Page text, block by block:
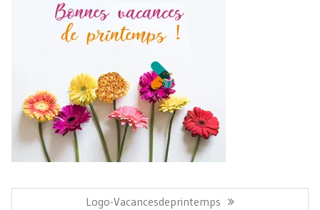
Navigation
Article
Logo-Vacancesdeprintemps